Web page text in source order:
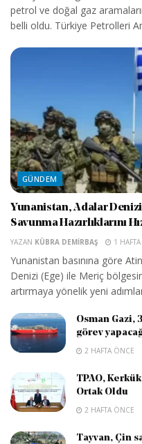
petrol ve doğal gaz
belli oldu. Türkiye Petrolleri
GÜNDEM
Yunanistan, Adalar
Savunma Hazırlıklarını
YAZAN KÜBRA DEMIRBAŞ 1
Yunanistan basınına göre
Denizi (Ege) ile Meriç
artırmaya yönelik yeni
Osman Gazi,
görev
2 HAFTA ÖNCE
TPAO,
Ortak Oldu
2 HAFTA ÖNCE
Tayvan, Çin